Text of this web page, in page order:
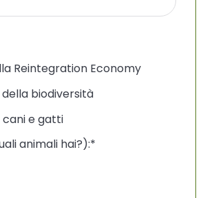
Reintegration Economy
biodiversità
cani e gatti
animali hai?):*